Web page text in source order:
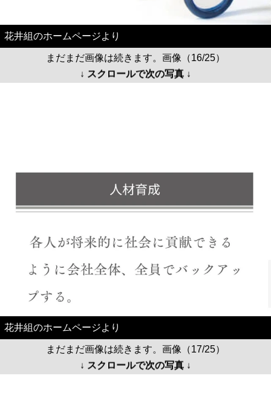
花井組のホームページより
まだまだ画像は続きます。画像（16/25）
↓ スクロールで次の写真 ↓
花井組のホームページより
まだまだ画像は続きます。画像（17/25）
↓ スクロールで次の写真 ↓